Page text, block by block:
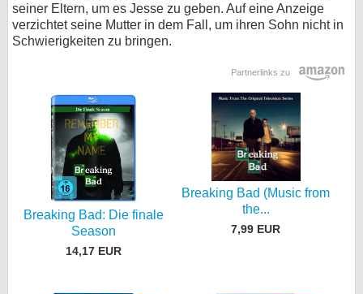
seiner Eltern, um es Jesse zu geben. Auf eine Anzeige
verzichtet seine Mutter in dem Fall, um ihren Sohn nicht in
Schwierigkeiten zu bringen.
Partnerlinks zu
Breaking Bad: Die finale
Season
14,17 EUR
Breaking Bad (Music from
the...
7,99 EUR
Kontakt
Datenschutz
Cookie-Einstellungen
Impressum
Desktop-Ansicht